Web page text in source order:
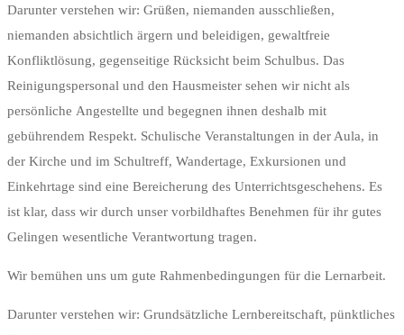
Darunter verstehen wir: Grüßen, niemanden ausschließen,
niemanden absichtlich ärgern und beleidigen, gewaltfreie
Konfliktlösung, gegenseitige Rücksicht beim Schulbus. Das
Reinigungspersonal und den Hausmeister sehen wir nicht als
persönliche Angestellte und begegnen ihnen deshalb mit
gebührendem Respekt. Schulische Veranstaltungen in der Aula, in
der Kirche und im Schultreff, Wandertage, Exkursionen und
Einkehrtage sind eine Bereicherung des Unterrichtsgeschehens. Es
ist klar, dass wir durch unser vorbildhaftes Benehmen für ihr gutes
Gelingen wesentliche Verantwortung tragen.
Wir bemühen uns um gute Rahmenbedingungen für die Lernarbeit.
Darunter verstehen wir: Grundsätzliche Lernbereitschaft, pünktliches